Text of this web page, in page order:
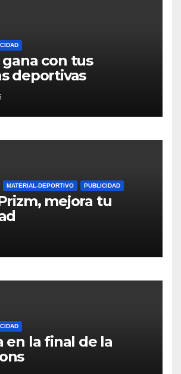
gana con tus
deportivas
MATERIAL-DEPORTIVO PUBLICIDAD
mejora tu
en la final de la